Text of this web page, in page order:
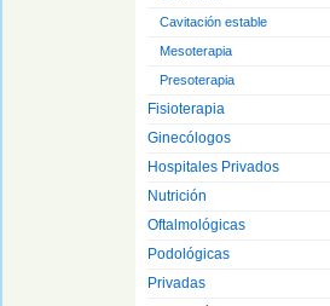
Cavitación estable
Mesoterapia
Presoterapia
Fisioterapia
Ginecólogos
Hospitales Privados
Nutrición
Oftalmológicas
Podológicas
Privadas